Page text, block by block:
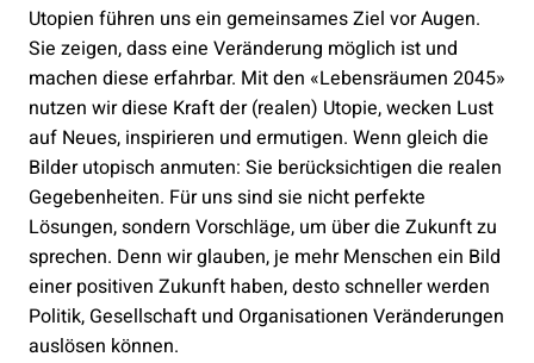
Utopien führen uns ein gemeinsames Ziel vor Augen.
Sie zeigen, dass eine Veränderung möglich ist und
machen diese erfahrbar. Mit den «Lebensräumen 2045»
nutzen wir diese Kraft der (realen) Utopie, wecken Lust
auf Neues, inspirieren und ermutigen. Wenn gleich die
Bilder utopisch anmuten: Sie berücksichtigen die realen
Gegebenheiten. Für uns sind sie nicht perfekte
Lösungen, sondern Vorschläge, um über die Zukunft zu
sprechen. Denn wir glauben, je mehr Menschen ein Bild
einer positiven Zukunft haben, desto schneller werden
Politik, Gesellschaft und Organisationen Veränderungen
auslösen können.